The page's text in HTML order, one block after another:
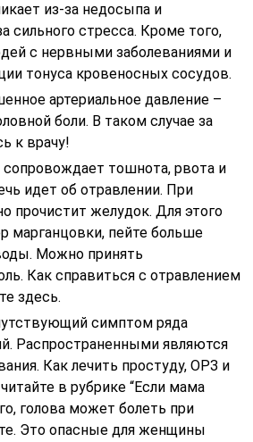
из-за недосыпа и
сильного стресса. Кроме того,
с нервными заболеваниями и
тонуса кровеносных сосудов.
артериальное давление –
боли. В таком случае за
к врачу!
сопровождает тошнота, рвота и
идет об отравлении. При
прочистит желудок. Для этого
марганцовки, пейте больше
Можно принять
Как справиться с отравлением
здесь.
симптом ряда
Распространенными являются
Как лечить простуду, ОРЗ и
в рубрике “Если мама
голова может болеть при
Это опасные для женщины